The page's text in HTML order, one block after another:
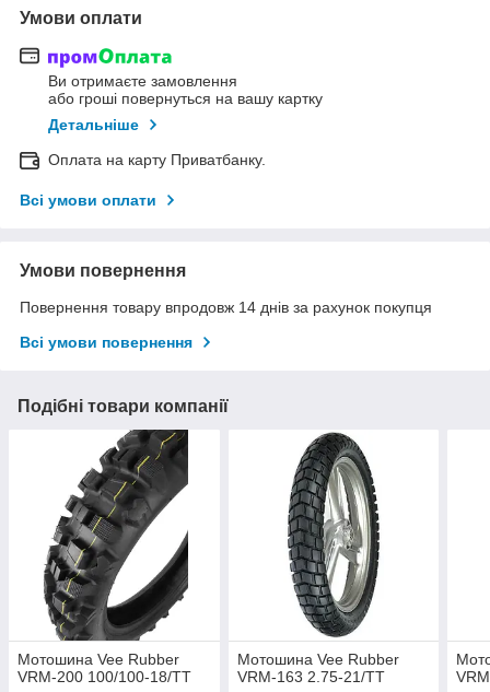
Умови оплати
Ви отримаєте замовлення
або гроші повернуться на вашу картку
Детальніше
Оплата на карту Приватбанку.
Всі умови оплати
Умови повернення
Повернення товару впродовж 14 днів за рахунок покупця
Всі умови повернення
Подібні товари компанії
Мотошина Vee Rubber
VRM-200 100/100-18/TT
Мотошина Vee Rubber
VRM-163 2.75-21/TT